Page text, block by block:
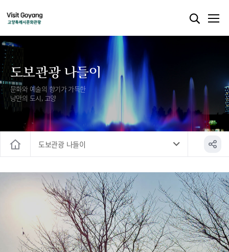
도보관광 나들이
문화와 예술의 향기가 가득한
낭만의 도시, 고양
도보관광 나들이